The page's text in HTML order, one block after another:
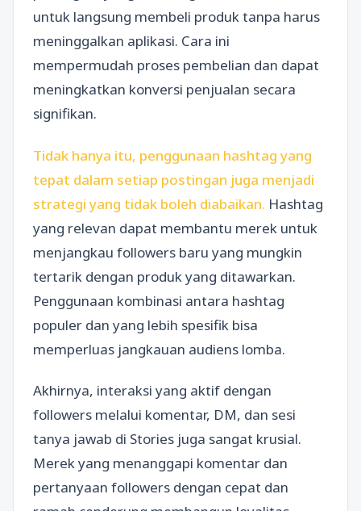
untuk langsung membeli produk tanpa harus
meninggalkan aplikasi. Cara ini
mempermudah proses pembelian dan dapat
meningkatkan konversi penjualan secara
signifikan.
Tidak hanya itu, penggunaan hashtag yang
tepat dalam setiap postingan juga menjadi
strategi yang tidak boleh diabaikan. Hashtag
yang relevan dapat membantu merek untuk
menjangkau followers baru yang mungkin
tertarik dengan produk yang ditawarkan.
Penggunaan kombinasi antara hashtag
populer dan yang lebih spesifik bisa
memperluas jangkauan audiens lomba.
Akhirnya, interaksi yang aktif dengan
followers melalui komentar, DM, dan sesi
tanya jawab di Stories juga sangat krusial.
Merek yang menanggapi komentar dan
pertanyaan followers dengan cepat dan